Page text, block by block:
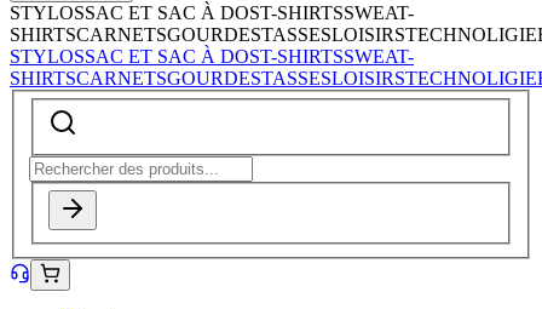
STYLOSSAC ET SAC À DOST-SHIRTSSWEAT-
SHIRTSCARNETSGOURDESTASSESLOISIRSTECHNOLIGIE
STYLOSSAC ET SAC À DOST-SHIRTSSWEAT-
SHIRTSCARNETSGOURDESTASSESLOISIRSTECHNOLIGIE